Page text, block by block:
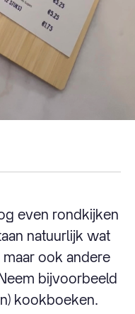
even rondkijken
natuurlijk wat
maar ook andere
bijvoorbeeld
kookboeken.